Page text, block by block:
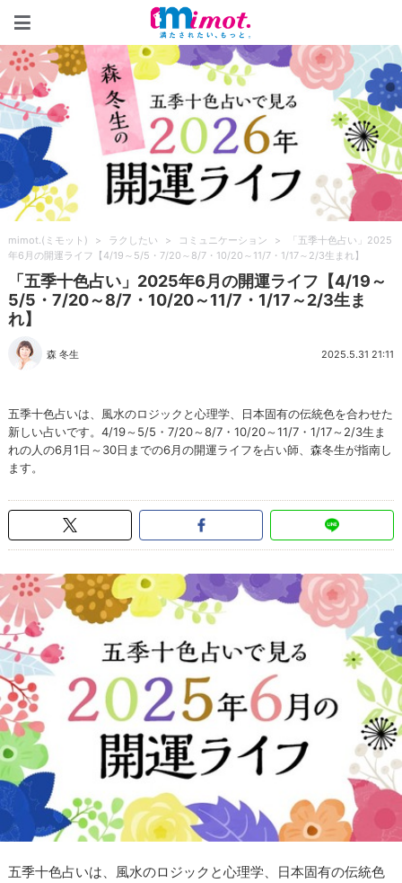
mimot.(ミモット) > ラクしたい > コミュニケーション >
「五季十色占い」2025
年6月の開運ライフ【4/19～5/5・7/20～8/7・10/20～11/7・1/17～2/3生まれ】
「五季十色占い」2025年6月の開運ライフ【4/19～
5/5・7/20～8/7・10/20～11/7・1/17～2/3生ま
れ】
森 冬生 2025.5.31 21:11
五季十色占いは、風水のロジックと心理学、日本固有の伝統色を合わせた
新しい占いです。4/19～5/5・7/20～8/7・10/20～11/7・1/17～2/3生ま
れの人の6月1日～30日までの6月の開運ライフを占い師、森冬生が指南し
ます。
五季十色占いは、風水のロジックと心理学、日本固有の伝統色